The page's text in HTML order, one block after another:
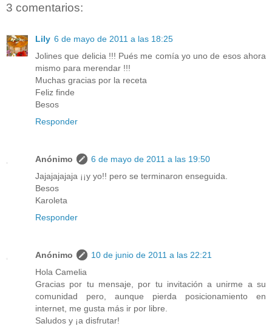
3 comentarios:
Lily 6 de mayo de 2011 a las 18:25
Jolines que delicia !!! Pués me comía yo uno de esos ahora
mismo para merendar !!!
Muchas gracias por la receta
Feliz finde
Besos
Responder
Anónimo
6 de mayo de 2011 a las 19:50
Jajajajajaja ¡¡y yo!! pero se terminaron enseguida.
Besos
Karoleta
Responder
Anónimo
10 de junio de 2011 a las 22:21
Hola Camelia
Gracias por tu mensaje, por tu invitación a unirme a su
comunidad pero, aunque pierda posicionamiento en
internet, me gusta más ir por libre.
Saludos y ¡a disfrutar!